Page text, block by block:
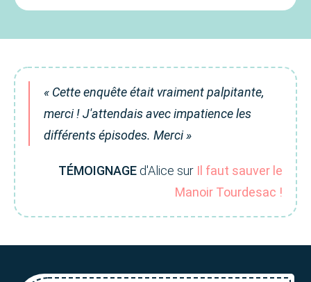
« Cette enquête était vraiment palpitante,
merci ! J'attendais avec impatience les
différents épisodes. Merci »
TÉMOIGNAGE d'Alice sur Il faut sauver le
Manoir Tourdesac !